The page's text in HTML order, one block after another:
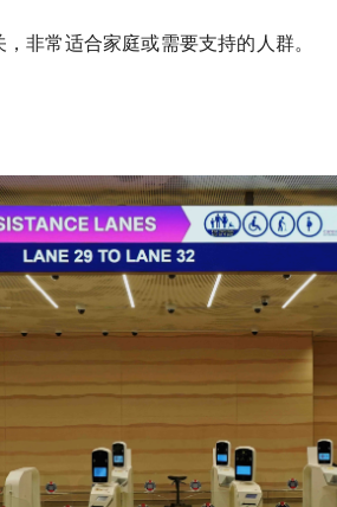
非常适合家庭或需要支持的人群。